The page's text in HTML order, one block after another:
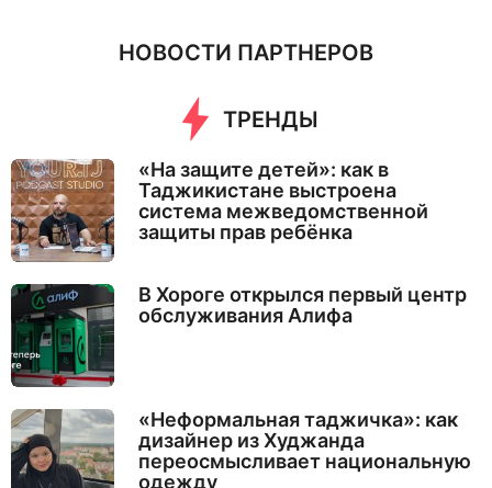
НОВОСТИ ПАРТНЕРОВ
ТРЕНДЫ
«На защите детей»: как в
Таджикистане выстроена
система межведомственной
защиты прав ребёнка
В Хороге открылся первый центр
обслуживания Алифа
«Неформальная таджичка»: как
дизайнер из Худжанда
переосмысливает национальную
одежду